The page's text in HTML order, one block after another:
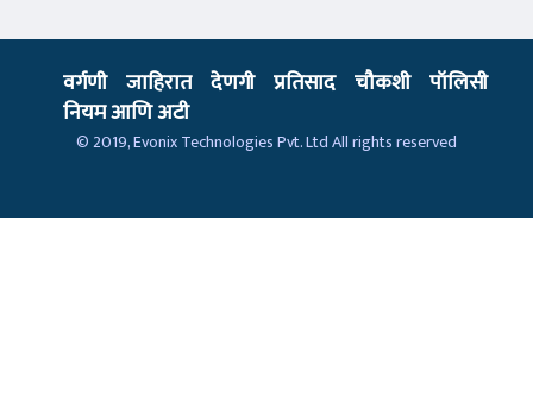
वर्गणी जाहिरात देणगी प्रतिसाद चौकशी पॉलिसी
नियम आणि अटी
© 2019,Evonix Technologies Pvt. LtdAll rights reserved